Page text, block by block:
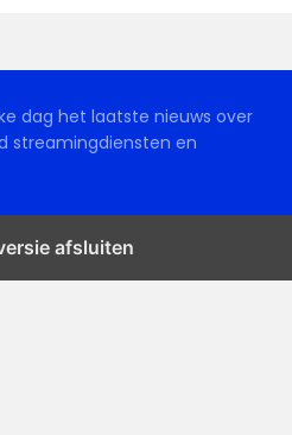
dag het laatste nieuws over
streamingdiensten en
afsluiten